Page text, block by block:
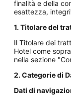
finalità e della
esattezza,
1. Titolare del
Il Titolare dei
Hotel come
nella sezione
2. Categorie di
Dati di